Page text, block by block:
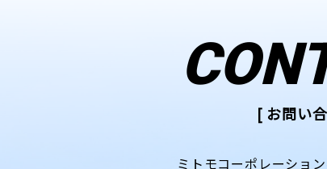
[ お問い
ミトモコーポレーショ